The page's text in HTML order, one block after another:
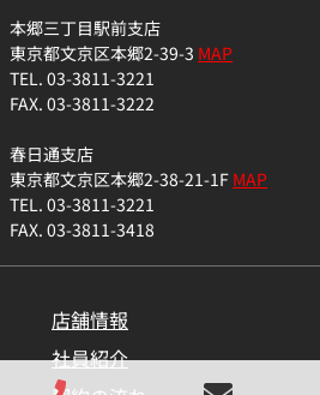
本郷三丁目駅前支店
東京都文京区本郷2-39-3 MAP
TEL. 03-3811-3221
FAX. 03-3811-3222
春日通支店
東京都文京区本郷2-38-21-1FMAP
TEL. 03-3811-3221
FAX. 03-3811-3418
店舗情報
社員紹介